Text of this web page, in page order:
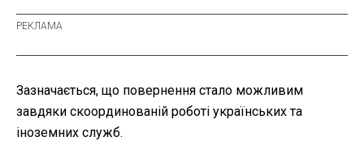
Зазначається, що повернення стало можливим
завдяки скоординованій роботі українських та
іноземних служб.